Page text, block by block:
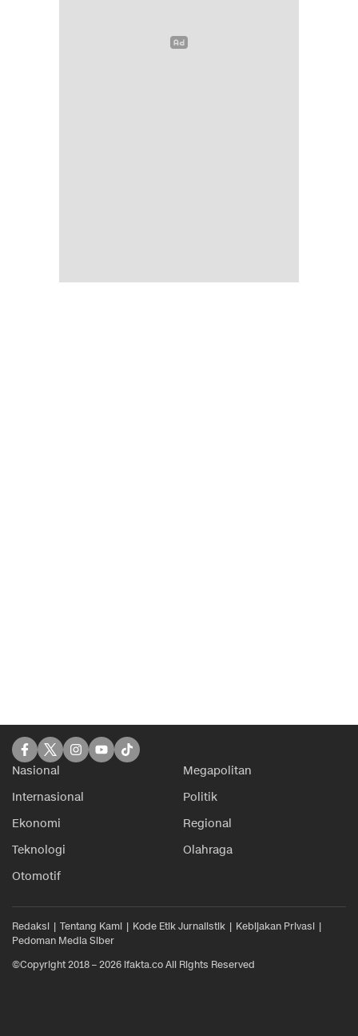
Nasional
Megapolitan
Internasional
Politik
Ekonomi
Regional
Teknologi
Olahraga
Otomotif
Redaksi Tentang Kami Kode Etik Jurnalistik
Kebijakan Privasi
Pedoman Media Siber
©Copyright 2018 – 2026 ifakta.co All Rights Reserved